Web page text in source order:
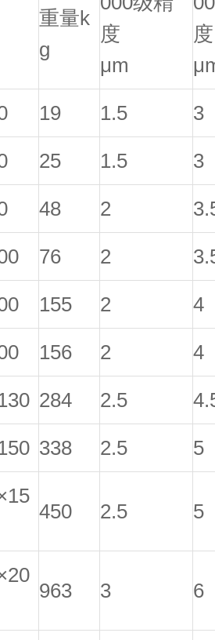
重量k
g
度
μm
度
19 1.5 3
25 1.5 3
48 2
76 2
155 2 4
156 2 4
284 2.5
338 2.5 5
450 2.5 5
963 3 6